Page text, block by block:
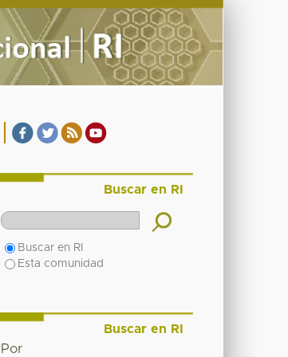
Buscar en RI
Buscar en RI
Esta comunidad
Buscar en RI
Por